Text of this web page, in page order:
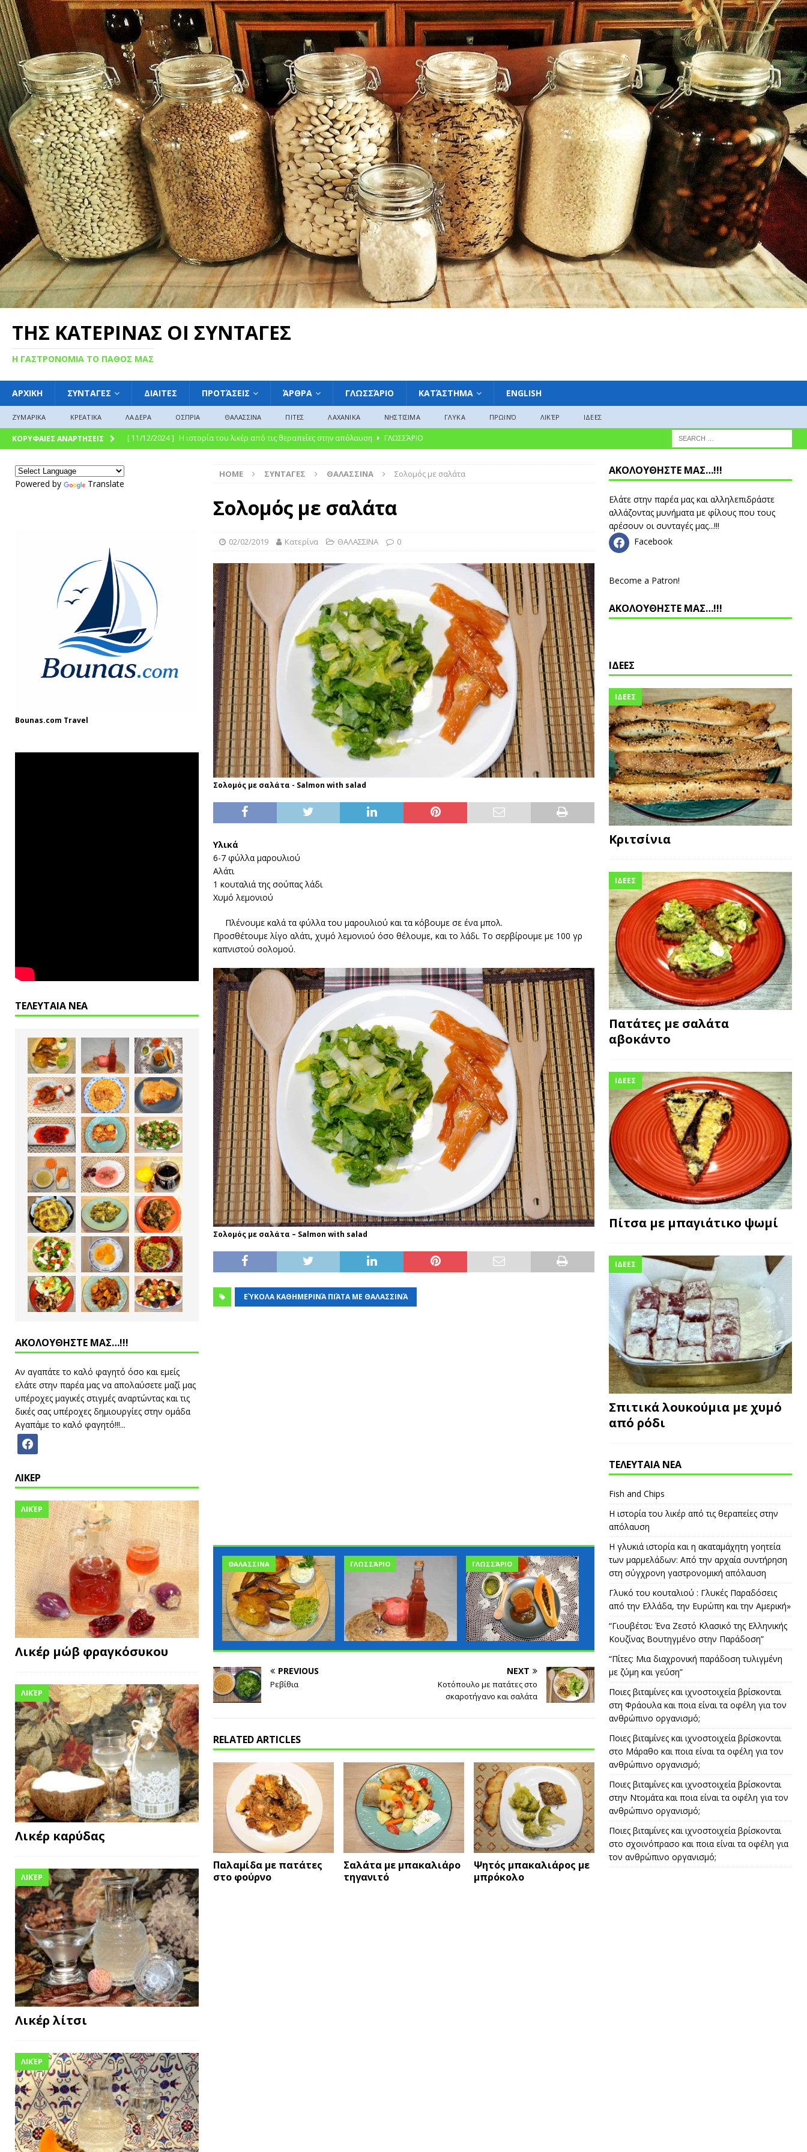
ΤΗΣ ΚΑΤΕΡΙΝΑΣ ΟΙ ΣΥΝΤΑΓΕΣ
Η ΓΑΣΤΡΟΝΟΜΙΑ ΤΟ ΠΑΘΟΣ ΜΑΣ
ΑΡΧΙΚΗ ΣΥΝΤΑΓΕΣ ΔΙΑΙΤΕΣ ΠΡΟΤΆΣΕΙΣ ΆΡΘΡΑ ΓΛΩΣΣΆΡΙΟ ΚΑΤΆΣΤΗΜΑ ENGLISH
ΖΥΜΑΡΙΚΑ ΚΡΕΑΤΙΚΑ ΛΑΔΕΡΑ ΟΣΠΡΙΑ ΘΑΛΑΣΣΙΝΑ ΠΙΤΕΣ ΛΑΧΑΝΙΚΑ ΝΗΣΤΙΣΙΜΑ ΓΛΥΚΑ ΠΡΩΙΝΌ ΛΙΚΈΡ ΙΔΕΕΣ
ΚΟΡΥΦΑΙΕΣ ΑΝΑΡΤΗΣΕΙΣ [ 11/12/2024 ] Η ιστορία του λικέρ από τις θεραπείες στην απόλαυση
ΓΛΩΣΣΆΡΙΟ
σύγχρονη γαστρονομική απόλαυση
ΓΛΩΣΣΆΡΙΟ
Γλυκό του κουταλιού : Γλυκές Παραδόσεις από την Ελλάδα, την Ευρώπη και την Αμερική»
“Γιουβέτσι: Ένα Ζεστό Κλασικό της Ελληνικής Κουζίνας Βουτηγμένο στην Παράδοση”
ΓΛΩΣΣΆΡΙΟ
[ 03/08/2025 ]
Fish and Chips ΘΑΛΑΣΣΙΝΑ
HOME ΣΥΝΤΑΓΕΣ ΘΑΛΑΣΣΙΝΑ Σολομός με σαλάτα
Σολομός με σαλάτα
02/02/2019 Κατερίνα ΘΑΛΑΣΣΙΝΑ 0
Σολομός με σαλάτα - Salmon with salad
Υλικά
6-7 φύλλα μαρουλιού
Αλάτι
1 κουταλιά της σούπας λάδι
Χυμό λεμονιού
Πλένουμε καλά τα φύλλα του μαρουλιού και τα κόβουμε σε ένα μπολ.
Προσθέτουμε λίγο αλάτι, χυμό λεμονιού όσο θέλουμε, και το λάδι. Το σερβίρουμε με 100 γρ
καπνιστού σολομού.
Σολομός με σαλάτα – Salmon with salad
ΕΎΚΟΛΑ ΚΑΘΗΜΕΡΙΝΆ ΠΙΆΤΑ ΜΕ ΘΑΛΑΣΣΙΝΆ
ΘΑΛΑΣΣΙΝΑ ΓΛΩΣΣΆΡΙΟ ΓΛΩΣΣΆΡΙΟ ΓΛΩΣΣΆΡΙΟ ΓΛΩΣΣΆΡΙΟ
PREVIOUS
Ρεβίθια
NEXT
Κοτόπουλο με πατάτες στο
σκαροτήγανο και σαλάτα
RELATED ARTICLES
Παλαμίδα με πατάτες
στο φούρνο
Σαλάτα με μπακαλιάρο
τηγανιτό
Ψητός μπακαλιάρος με
μπρόκολο
Powered by Translate
Bounas.com Travel
ΤΕΛΕΥΤΑΙΑ ΝΕΑ
ΑΚΟΛΟΥΘΗΣΤΕ ΜΑΣ…!!!
Αν αγαπάτε το καλό φαγητό όσο και εμείς
ελάτε στην παρέα μας να απολαύσετε μαζί μας
υπέροχες μαγικές στιγμές αναρτώντας και τις
δικές σας υπέροχες δημιουργίες στην ομάδα
Αγαπάμε το καλό φαγητό!!!...
ΛΙΚΕΡ
ΛΙΚΈΡ
Λικέρ μώβ φραγκόσυκου
ΛΙΚΈΡ
Λικέρ καρύδας
ΛΙΚΈΡ
Λικέρ λίτσι
ΛΙΚΈΡ
ΑΚΟΛΟΥΘΗΣΤΕ ΜΑΣ…!!!
Ελάτε στην παρέα μας και αλληλεπιδράστε
αλλάζοντας μυνήματα με φίλους που τους
αρέσουν οι συνταγές μας...!!!
Facebook
Become a Patron!
ΑΚΟΛΟΥΘΗΣΤΕ ΜΑΣ…!!!
ΙΔΕΕΣ
ΙΔΕΕΣ
Κριτσίνια
ΙΔΕΕΣ
Πατάτες με σαλάτα
αβοκάντο
ΙΔΕΕΣ
Πίτσα με μπαγιάτικο ψωμί
ΙΔΕΕΣ
Σπιτικά λουκούμια με χυμό
από ρόδι
ΤΕΛΕΥΤΑΙΑ ΝΕΑ
Fish and Chips
Η ιστορία του λικέρ από τις θεραπείες στην
απόλαυση
Η γλυκιά ιστορία και η ακαταμάχητη γοητεία
των μαρμελάδων: Από την αρχαία συντήρηση
στη σύγχρονη γαστρονομική απόλαυση
Γλυκό του κουταλιού : Γλυκές Παραδόσεις
από την Ελλάδα, την Ευρώπη και την Αμερική»
“Γιουβέτσι: Ένα Ζεστό Κλασικό της Ελληνικής
Κουζίνας Βουτηγμένο στην Παράδοση”
“Πίτες: Μια διαχρονική παράδοση τυλιγμένη
με ζύμη και γεύση”
Ποιες βιταμίνες και ιχνοστοιχεία βρίσκονται
στη Φράουλα και ποια είναι τα οφέλη για τον
ανθρώπινο οργανισμό;
Ποιες βιταμίνες και ιχνοστοιχεία βρίσκονται
στο Μάραθο και ποια είναι τα οφέλη για τον
ανθρώπινο οργανισμό;
Ποιες βιταμίνες και ιχνοστοιχεία βρίσκονται
στην Ντομάτα και ποια είναι τα οφέλη για τον
ανθρώπινο οργανισμό;
Ποιες βιταμίνες και ιχνοστοιχεία βρίσκονται
στο σχοινόπρασο και ποια είναι τα οφέλη για
τον ανθρώπινο οργανισμό;